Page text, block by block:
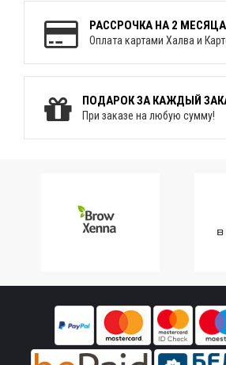
РАССРОЧКА НА 2
Оплата картами Халва и
ПОДАРОК ЗА КАЖДЫЙ
При заказе на любую сумму!